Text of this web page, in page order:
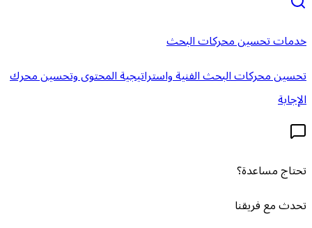
خدمات تحسين محركات البحث
تحسين محركات البحث الفنية واستراتيجية المحتوى وتحسين محرك
الإجابة
تحتاج مساعدة؟
تحدث مع فريقنا